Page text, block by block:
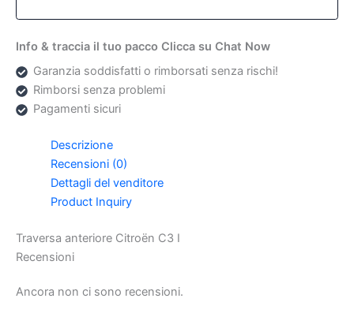
Info & traccia il tuo pacco Clicca su Chat Now
Garanzia soddisfatti o rimborsati senza rischi!
Rimborsi senza problemi
Pagamenti sicuri
Descrizione
Recensioni (0)
Dettagli del venditore
Product Inquiry
Traversa anteriore Citroën C3 I
Recensioni
Ancora non ci sono recensioni.